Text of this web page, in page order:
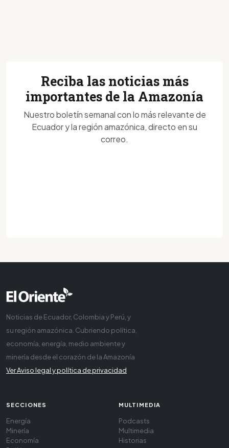
Reciba las noticias más
importantes de la Amazonía
Nuestro boletín semanal con lo más relevante de
Ecuador y la región amazónica, directo en su
correo.
Noticias de Ecuador, Colombia y Perú, y
su región amazónica. Cubriendo política,
economía, energía, medio ambiente y
minería desde el corazón de la Amazonía
Ver Aviso legal y política de privacidad
SECCIONES
Energía
Minería
Economía
MULTIMEDIA
Podcasts
Multimedia
Historias